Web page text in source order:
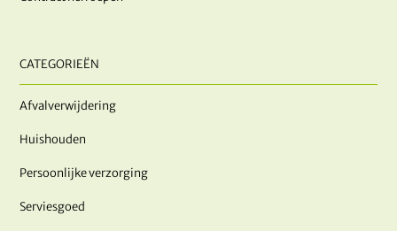
CATEGORIEËN
Afvalverwijdering
Huishouden
Persoonlijke verzorging
Serviesgoed